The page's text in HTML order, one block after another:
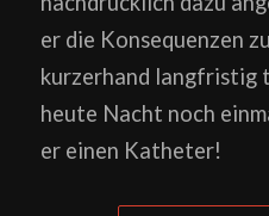
er die Konsequenzen
kurzerhand langfristig
heute Nacht noch
er einen Katheter!